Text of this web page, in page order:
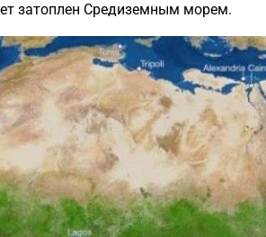
затоплен Средиземным морем.